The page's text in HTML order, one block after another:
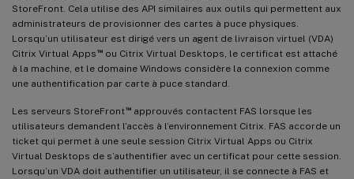
StoreFront. Cela utilise des API similaires aux outils qui permettent aux
administrateurs de provisionner des cartes à puce physiques.
Lorsqu’un utilisateur est dirigé vers un agent de livraison virtuel (VDA)
Citrix Virtual Apps ™ou Citrix Virtual Desktops, le certificat est attaché
à la machine, et le domaine Windows considère la connexion comme
une authentification par carte à puce standard.
Les serveurs StoreFront™approuvés contactent FAS lorsque les
utilisateurs demandent l’accès à l’environnement Citrix. FAS accorde un
ticket qui permet à une seule session Citrix Virtual Apps ou Citrix
Virtual Desktops de s’authentifier avec un certificat pour cette session.
Lorsqu’un VDA doit authentifier un utilisateur, il se connecte à FAS et